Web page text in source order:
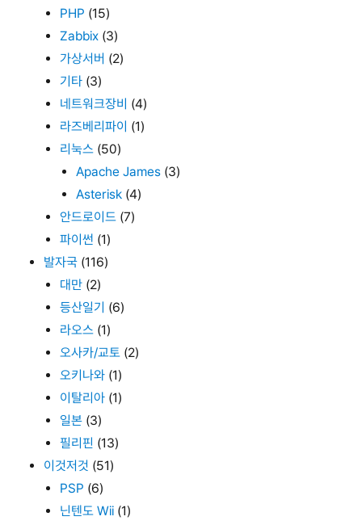
PHP (15)
Zabbix (3)
가상서버 (2)
기타 (3)
네트워크장비 (4)
라즈베리파이 (1)
리눅스 (50)
Apache James (3)
Asterisk (4)
안드로이드 (7)
파이썬 (1)
발자국 (116)
대만 (2)
등산일기 (6)
라오스 (1)
오사카/교토 (2)
오키나와 (1)
이탈리아 (1)
일본 (3)
필리핀 (13)
이것저것 (51)
PSP (6)
닌텐도 Wii (1)